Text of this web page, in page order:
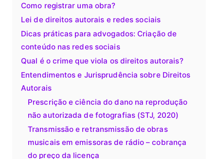
Como registrar uma obra?
Lei de direitos autorais e redes sociais
Dicas práticas para advogados: Criação de
conteúdo nas redes sociais
Qual é o crime que viola os direitos autorais?
Entendimentos e Jurisprudência sobre Direitos
Autorais
Prescrição e ciência do dano na reprodução
não autorizada de fotografias (STJ, 2020)
Transmissão e retransmissão de obras
musicais em emissoras de rádio – cobrança
do preço da licença